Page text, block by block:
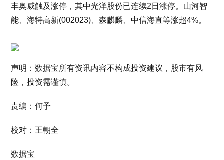
丰奥威触及涨停，其中光洋股份已连续2日涨停。山河智
能、海特高新(002023)、森麒麟、中信海直等涨超4%。
声明：数据宝所有资讯内容不构成投资建议，股市有风
险，投资需谨慎。
责编：何予
校对：王朝全
数据宝